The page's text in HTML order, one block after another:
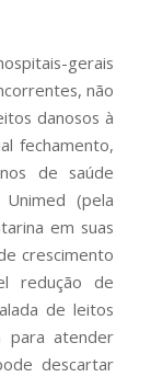
gerais
não
danosos à
fechamento,
de saúde
(pela
em suas
crescimento
redução de
de leitos
para atender
descartar